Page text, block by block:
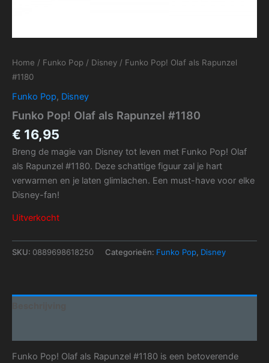
Home / Funko Pop / Disney / Funko Pop! Olaf als Rapunzel
#1180
Funko Pop, Disney
Funko Pop! Olaf als Rapunzel #1180
€ 16,95
Breng de magie van Disney tot leven met Funko Pop! Olaf
als Rapunzel #1180. Deze schattige figuur zal je hart
verwarmen en je laten glimlachen. Een must-have voor elke
Disney-fan!
Uitverkocht
SKU: 0889698618250 Categorieën: Funko Pop, Disney
Funko Pop! Olaf als Rapunzel #1180 is een betoverende